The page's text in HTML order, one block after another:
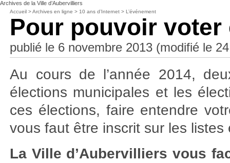
Archives de la Ville d’Aubervilliers
Accueil >Archives en ligne > 10 ans d’Internet >L’événement
Pour pouvoir voter
publié le 6 novembre 2013 (modifié le
Au cours de l’année 2014,
élections municipales et les
ces élections, faire entendre
vous faut être inscrit sur les
La Ville d’Aubervilliers vous